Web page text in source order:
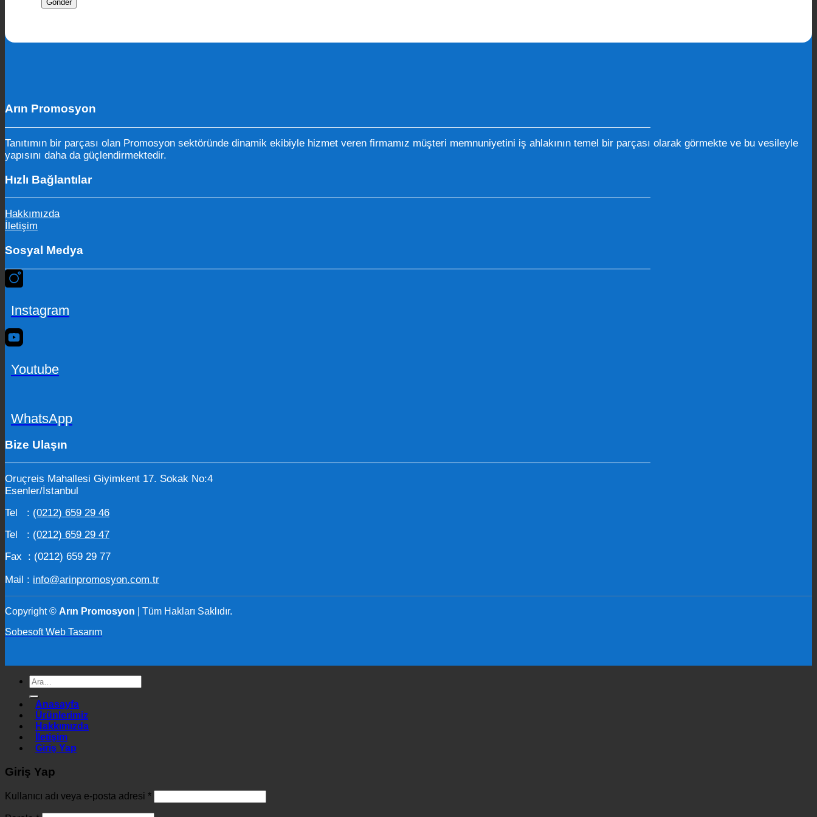
Arın Promosyon
Tanıtımın bir parçası olan Promosyon sektöründe dinamik ekibiyle hizmet veren firmamız müşteri memnuniyetini iş ahlakının temel bir parçası olarak görmekte ve bu vesileyle
yapısını daha da güçlendirmektedir.
Hızlı Bağlantılar
Hakkımızda
İletişim
Sosyal Medya
Instagram
Youtube
WhatsApp
Bize Ulaşın
Oruçreis Mahallesi Giyimkent 17. Sokak No:4
Esenler/İstanbul
Tel : (0212) 659 29 46
Tel : (0212) 659 29 47
Fax : (0212) 659 29 77
Mail : info@arinpromosyon.com.tr
Copyright © Arın Promosyon
| Tüm Hakları Saklıdır.
Sobesoft Web Tasarım
Ara:
Anasayfa
Ürünlerimiz
Hakkımızda
İletişim
Giriş Yap
Giriş Yap
Kullanıcı adı veya e-posta adresi *